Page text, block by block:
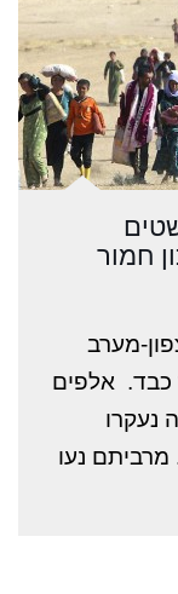
חמור
מערב
כבד. אלפים
נעקרו
נעו